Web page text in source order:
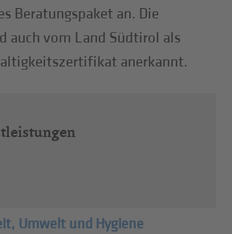
Beratungspaket an. Die
auch vom Land Südtirol als
anerkannt.
Umwelt und Hygiene